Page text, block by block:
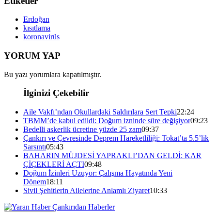
Erdoğan
kısıtlama
koronavirüs
YORUM YAP
Bu yazı yorumlara kapatılmıştır.
İlginizi Çekebilir
Aile Vakfı’ndan Okullardaki Saldırılara Sert Tepki22:24
TBMM’de kabul edildi: Doğum izninde süre değişiyor09:23
Bedelli askerlik ücretine yüzde 25 zam09:37
Çankırı ve Çevresinde Deprem Hareketliliği: Tokat’ta 5.5’lik
Sarsıntı05:43
BAHARIN MÜJDESİ YAPRAKLI’DAN GELDİ: KAR
ÇİÇEKLERİ AÇTI09:48
Doğum İzinleri Uzuyor: Çalışma Hayatında Yeni
Dönem18:11
Sivil Şehitlerin Ailelerine Anlamlı Ziyaret10:33